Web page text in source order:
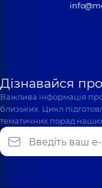
Дізнавайся
Важлива інформація
близьких. Цикл
тематичних порад наших